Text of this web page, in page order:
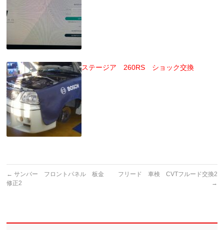
ステージア 260RS ショック交換
← サンバー フロントパネル 板金
修正2
フリード 車検 CVTフルード交換2
→